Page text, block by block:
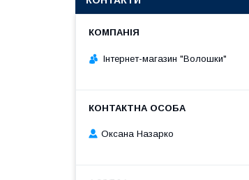
Інтернет-магазин "Волошки"
Оксана Назарко